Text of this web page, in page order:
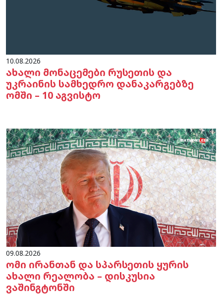
10.08.2026
ახალი მონაცემები რუსეთის და
უკრაინის სამხედრო დანაკარგებზე
ომში – 10 აგვისტო
09.08.2026
ომი ირანთან და სპარსეთის ყურის
ახალი რეალობა – დისკუსია
ვაშინგტონში